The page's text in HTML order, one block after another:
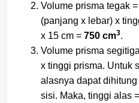
Volume prisma tegak
(panjang x lebar) x
x 15 cm = 750 cm3.
Volume prisma
x tinggi prisma. Untuk
alasnya dapat
sisi. Maka, tinggi alas